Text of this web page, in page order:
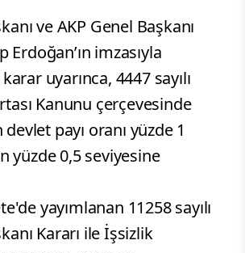
ve AKP Genel Başkanı
Erdoğan’ın imzasıyla
uyarınca, 4447 sayılı
Kanunu çerçevesinde
payı oranı yüzde 1
yüzde 0,5 seviyesine
yayımlanan 11258 sayılı
Kararı ile İşsizlik